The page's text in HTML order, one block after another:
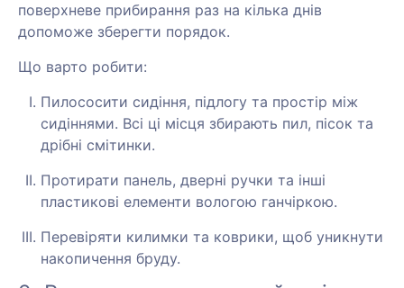
поверхневе прибирання раз на кілька днів
допоможе зберегти порядок.
Що варто робити:
Пилососити сидіння, підлогу та простір між
сидіннями. Всі ці місця збирають пил, пісок та
дрібні смітинки.
Протирати панель, дверні ручки та інші
пластикові елементи вологою ганчіркою.
Перевіряти килимки та коврики, щоб уникнути
накопичення бруду.